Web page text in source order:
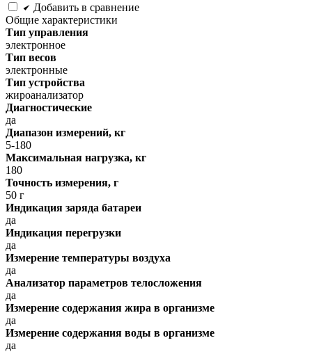
Добавить в сравнение
Общие характеристики
Тип управления
электронное
Тип весов
электронные
Тип устройства
жироанализатор
Диагностические
да
Диапазон измерений, кг
5-180
Максимальная нагрузка, кг
180
Точность измерения, г
50 г
Индикация заряда батареи
да
Индикация перегрузки
да
Измерение температуры воздуха
да
Анализатор параметров телосложения
да
Измерение содержания жира в организме
да
Измерение содержания воды в организме
да